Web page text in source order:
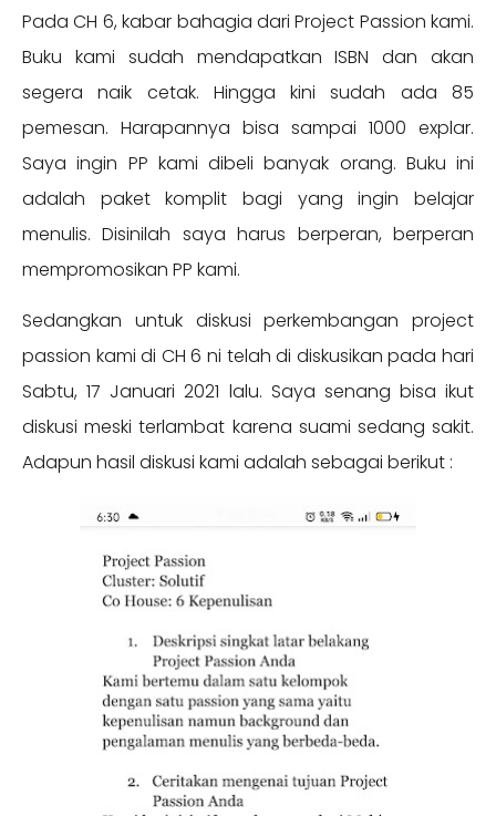
Pada CH 6, kabar bahagia dari Project Passion kami.
Buku kami sudah mendapatkan ISBN dan akan
segera naik cetak. Hingga kini sudah ada 85
pemesan. Harapannya bisa sampai 1000 explar.
Saya ingin PP kami dibeli banyak orang. Buku ini
adalah paket komplit bagi yang ingin belajar
menulis. Disinilah saya harus berperan, berperan
mempromosikan PP kami.
Sedangkan untuk diskusi perkembangan project
passion kami di CH 6 ni telah di diskusikan pada hari
Sabtu, 17 Januari 2021 lalu. Saya senang bisa ikut
diskusi meski terlambat karena suami sedang sakit.
Adapun hasil diskusi kami adalah sebagai berikut :